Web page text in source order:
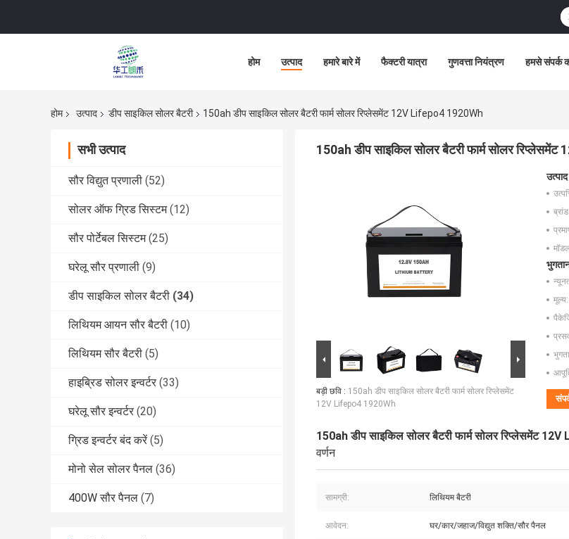
होम उत्पाद हमारे बारे में फैक्टरी यात्रा गुणवत्ता नियंत्रण हमसे संपर्क
होम उत्पाद डीप साइकिल सोलर बैटरी 150ah डीप साइकिल सोलर बैटरी फार्म सोलर रिप्लेसमेंट 12V Lifepo4 1920Wh
सभी उत्पाद
सौर विद्युत प्रणाली (52)
सोलर ऑफ ग्रिड सिस्टम (12)
सौर पोर्टेबल सिस्टम (25)
घरेलू सौर प्रणाली (9)
डीप साइकिल सोलर बैटरी (34)
लिथियम आयन सौर बैटरी (10)
लिथियम सौर बैटरी (5)
हाइब्रिड सोलर इन्वर्टर (33)
घरेलू सौर इन्वर्टर (20)
ग्रिड इन्वर्टर बंद करें (5)
मोनो सेल सोलर पैनल (36)
400W सौर पैनल (7)
150ah डीप साइकिल सोलर बैटरी फार्म सोलर
बड़ी छवि : 150ah डीप साइकिल सोलर बैटरी फार्म सोलर रिप्लेसमेंट
12V Lifepo4 1920Wh
मूल्य:
150ah डीप साइकिल सोलर बैटरी फार्म सोलर रिप्लेसमेंट
वर्णन
सामग्री: लिथियम बैटरी
आवेदन: घर/कार/जहाज/विद्युत शक्ति/सौर पैनल